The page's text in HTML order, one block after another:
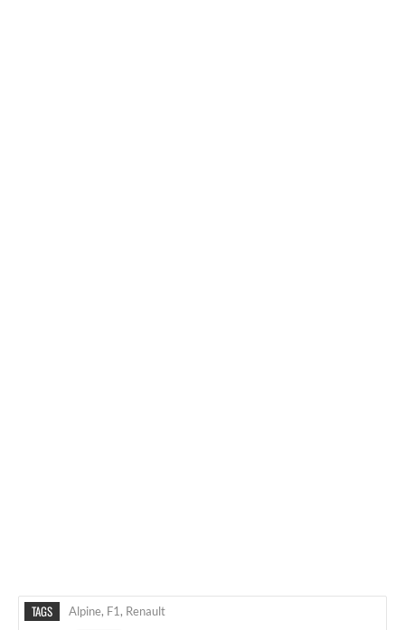
TAGS Alpine, F1, Renault